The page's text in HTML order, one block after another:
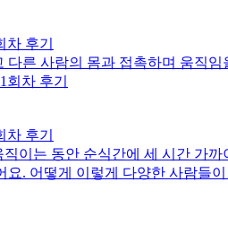
후기
른 사람의 몸과 접촉하며 움직
후기
이는 동안 순식간에 세 시간 가
. 어떻게 이렇게 다양한 사람들